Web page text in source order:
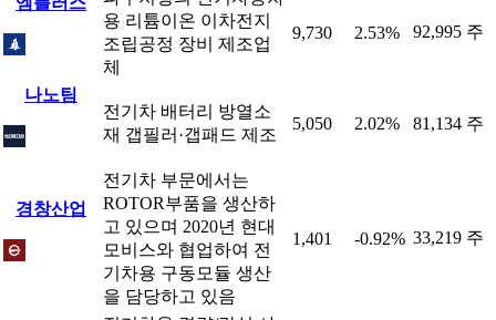
용 리튬이온 이차전지
조립공정 장비 제조업
체
9,730 2.53% 92,995 주
나노팀
전기차 배터리 방열소
재 갭필러·갭패드 제조
5,050 2.02% 81,134 주
경창산업
전기차 부문에서는
ROTOR부품을 생산하
고 있으며 2020년 현대
모비스와 협업하여 전
기차용 구동모듈 생산
을 담당하고 있음
1,401 -0.92% 33,219 주